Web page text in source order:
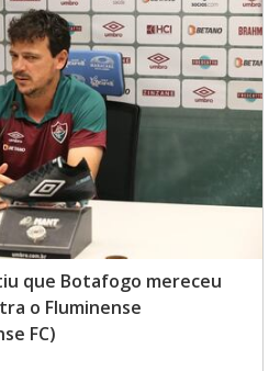
que Botafogo mereceu
o Fluminense
FC)